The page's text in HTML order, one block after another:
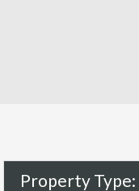
Property Type: